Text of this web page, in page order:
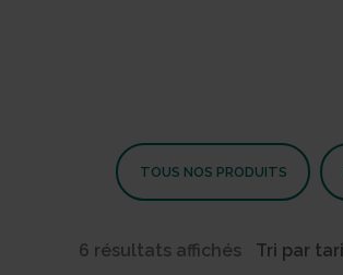
TOUS NOS PRODUITS
6 résultats affichésTrié